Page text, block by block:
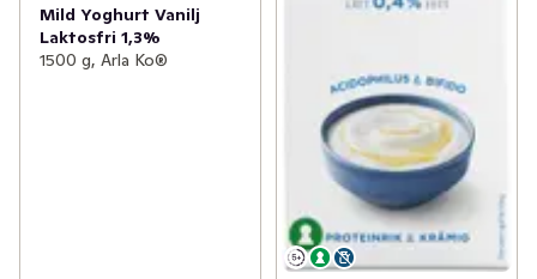
Mild Yoghurt Vanilj
Laktosfri 1,3%
1500 g, Arla Ko®